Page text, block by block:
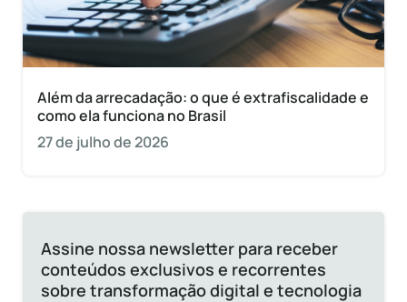
Além da arrecadação: o que é extrafiscalidade e
como ela funciona no Brasil
27 de julho de 2026
Assine nossa newsletter para receber
conteúdos exclusivos e recorrentes
sobre transformação digital e tecnologia